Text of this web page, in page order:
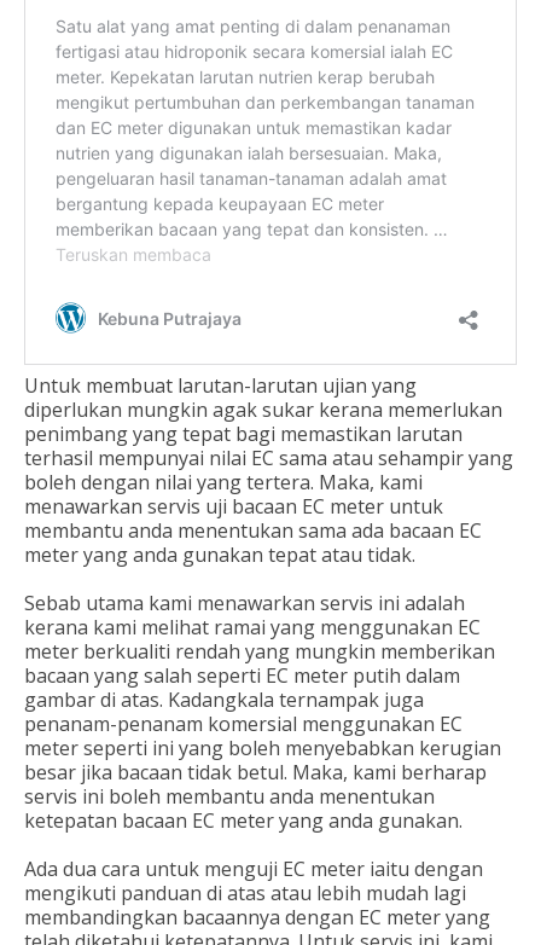
Untuk membuat larutan-larutan ujian yang
diperlukan mungkin agak sukar kerana memerlukan
penimbang yang tepat bagi memastikan larutan
terhasil mempunyai nilai EC sama atau sehampir yang
boleh dengan nilai yang tertera. Maka, kami
menawarkan servis uji bacaan EC meter untuk
membantu anda menentukan sama ada bacaan EC
meter yang anda gunakan tepat atau tidak.
Sebab utama kami menawarkan servis ini adalah
kerana kami melihat ramai yang menggunakan EC
meter berkualiti rendah yang mungkin memberikan
bacaan yang salah seperti EC meter putih dalam
gambar di atas. Kadangkala ternampak juga
penanam-penanam komersial menggunakan EC
meter seperti ini yang boleh menyebabkan kerugian
besar jika bacaan tidak betul. Maka, kami berharap
servis ini boleh membantu anda menentukan
ketepatan bacaan EC meter yang anda gunakan.
Ada dua cara untuk menguji EC meter iaitu dengan
mengikuti panduan di atas atau lebih mudah lagi
membandingkan bacaannya dengan EC meter yang